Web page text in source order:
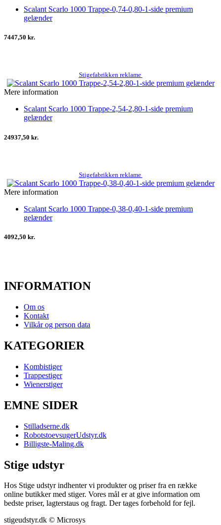
Scalant Scarlo 1000 Trappe-0,74-0,80-1-side premium
gelænder
7447,50 kr.
Stigefabrikken reklame
Mere information
Scalant Scarlo 1000 Trappe-2,54-2,80-1-side premium
gelænder
24937,50 kr.
Stigefabrikken reklame
Mere information
Scalant Scarlo 1000 Trappe-0,38-0,40-1-side premium
gelænder
4092,50 kr.
INFORMATION
Om os
Kontakt
Vilkår og person data
KATEGORIER
Kombistiger
Trappestiger
Wienerstiger
EMNE SIDER
Stilladserne.dk
RobotstoevsugerUdstyr.dk
Billigste-Maling.dk
Stige udstyr
Hos Stige udstyr indhenter vi produkter og priser fra en række
online butikker med stiger. Vores mål er at give information om
bedste priser, lagterstaus og fragt. Der tages forbehold for fejl.
stigeudstyr.dk © Microsys